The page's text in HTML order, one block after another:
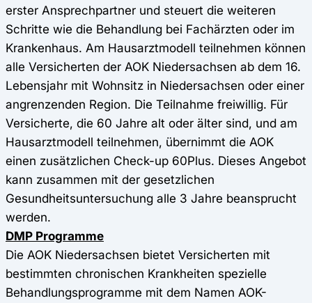
erster Ansprechpartner und steuert die weiteren
Schritte wie die Behandlung bei Fachärzten oder im
Krankenhaus. Am Hausarztmodell teilnehmen können
alle Versicherten der AOK Niedersachsen ab dem 16.
Lebensjahr mit Wohnsitz in Niedersachsen oder einer
angrenzenden Region. Die Teilnahme freiwillig. Für
Versicherte, die 60 Jahre alt oder älter sind, und am
Hausarztmodell teilnehmen, übernimmt die AOK
einen zusätzlichen Check-up 60Plus. Dieses Angebot
kann zusammen mit der gesetzlichen
Gesundheitsuntersuchung alle 3 Jahre beansprucht
werden.
DMP Programme
Die AOK Niedersachsen bietet Versicherten mit
bestimmten chronischen Krankheiten spezielle
Behandlungsprogramme mit dem Namen AOK-